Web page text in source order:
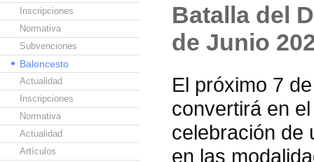
Inscripciones
Normativa
Subvenciones
Baloncesto
Actualidad
Inscripciones
Normativa
Actualidad
Artículos
Batalla del
de Junio
El próximo 7
convertirá en
celebración de
en las